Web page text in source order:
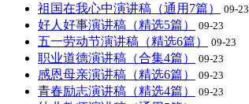
祖国在我心中演讲稿（通用7篇） 09-23
好人好事演讲稿（精选5篇） 09-23
五一劳动节演讲稿（精选6篇） 09-23
职业道德演讲稿（合集4篇） 09-23
感恩母亲演讲稿（精选6篇） 09-23
青春励志演讲稿（精选4篇） 09-23